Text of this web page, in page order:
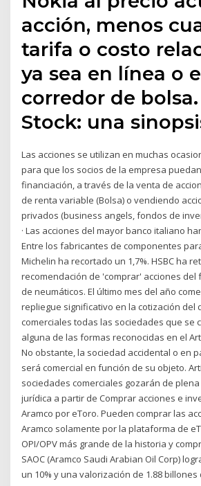
acción, menos
tarifa o costo
ya sea en línea o
corredor de
Stock: una
Las acciones se utilizan en muchas
para que los socios de la empresa
financiación, a través de la venta de
de renta variable (Bolsa) o vendiendo
privados (business angels, fondos de
· Las acciones del mayor banco italiano
Entre los fabricantes de componentes
Michelin ha recortado un 1,7%. HSBC ha
recomendación de 'comprar' acciones del
de neumáticos. El último mes del año
repliegue significativo en la cotización del
comerciales todas las sociedades que se
alguna de las formas reconocidas en el
No obstante, la sociedad accidental o en
será comercial en función de su objeto.
sociedades comerciales gozarán de
jurídica a partir de Comprar acciones e
Aramco por eToro. Pueden comprar las
Aramco solamente por la plataforma de
OPI/OPV más grande de la historia y
SAOC (Aramco Saudi Arabian Oil Corp)
un 10% y una valorización de 1.88 billones